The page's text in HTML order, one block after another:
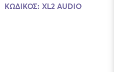
ΚΩΔΙΚΟΣ: XL2 AUDIO